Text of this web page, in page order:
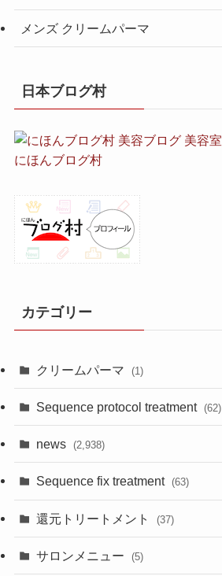
メンズ クリームパーマ
日本ブログ村
にほんブログ村
カテゴリー
クリームパーマ (1)
Sequence protocol treatment (62)
news (2,938)
Sequence fix treatment (63)
還元トリートメント (37)
サロンメニュー (5)